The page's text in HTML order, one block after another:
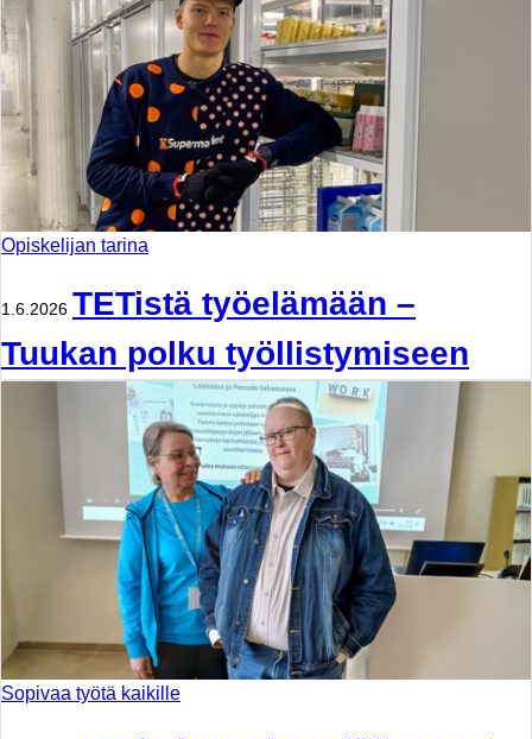
Opiskelijan tarina
1.6.2026 TETistä työelämään –
Tuukan polku työllistymiseen
Sopivaa työtä kaikille